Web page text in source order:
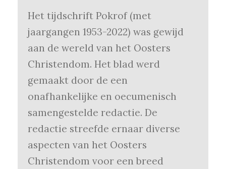
Het tijdschrift Pokrof (met
jaargangen 1953-2022) was gewijd
aan de wereld van het Oosters
Christendom. Het blad werd
gemaakt door de een
onafhankelijke en oecumenisch
samengestelde redactie. De
redactie streefde ernaar diverse
aspecten van het Oosters
Christendom voor een breed